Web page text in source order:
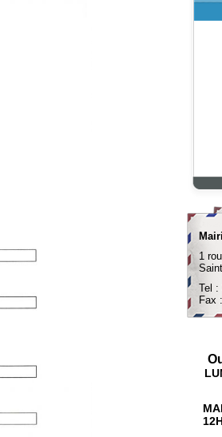
1
Tel :
Fax :